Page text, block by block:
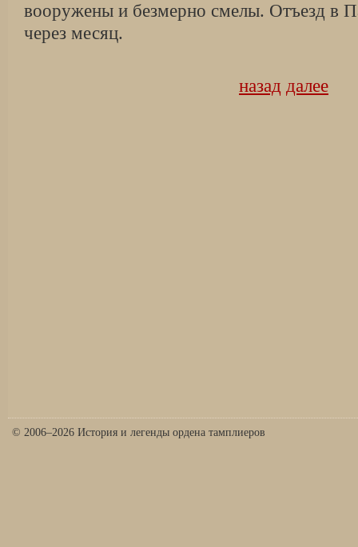
вооружены и безмерно смелы. Отъезд в
через месяц.
назад далее
© 2006–2026 История и легенды ордена тамплиеров